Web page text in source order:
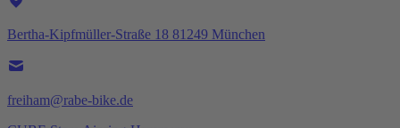
Bertha-Kipfmüller-Straße 18 81249 München
freiham@rabe-bike.de